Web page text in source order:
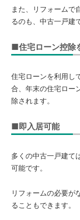
また、リフォームで
るのも、中古一戸建
■住宅ローン控除
住宅ローンを利用し
合、年末の住宅ロー
除されます。
■即入居可能
多くの中古一戸建て
可能です。
リフォームの必要が
ることもできます。